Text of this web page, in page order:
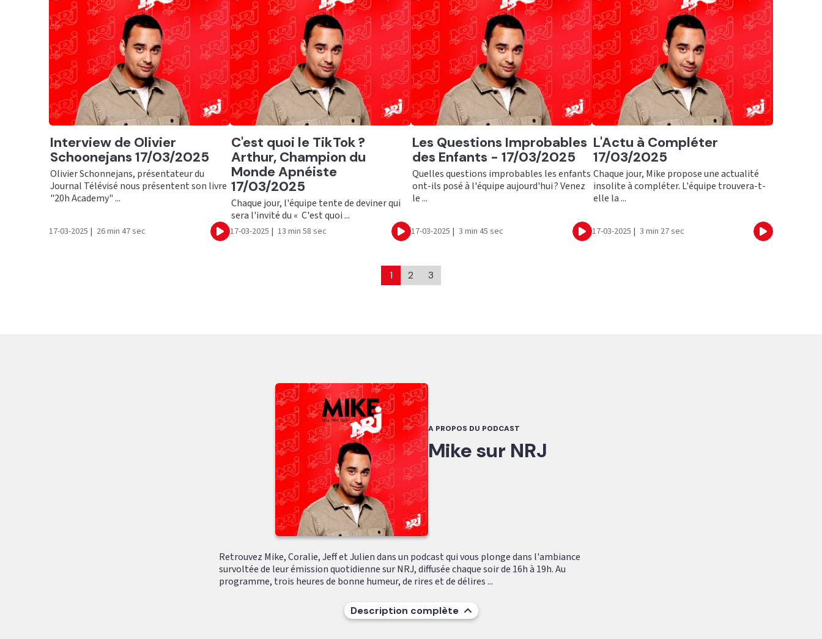
Ecouter
Interview de Olivier
Schoonejans 17/03/2025
Olivier Schonnejans, présentateur du
Journal Télévisé nous présentent son livre
"20h Academy" ...
17-03-2025 | 26 min 47 sec Ecouter
Ecouter
C'est quoi le TikTok ?
Arthur, Champion du
Monde Apnéiste
17/03/2025
Chaque jour, l'équipe tente de deviner qui
sera l'invité du « C'est quoi ...
17-03-2025 | 13 min 58 sec Ecouter
Ecouter
Les Questions Improbables
des Enfants - 17/03/2025
Quelles questions improbables les enfants
ont-ils posé à l'équipe aujourd'hui ? Venez
le ...
17-03-2025 | 3 min 45 sec Ecouter
Ecouter
L'Actu à Compléter
17/03/2025
Chaque jour, Mike propose une actualité
insolite à compléter. L'équipe trouvera-t-
elle la ...
17-03-2025 | 3 min 27 sec Ecouter
1 2 3
A PROPOS DU PODCAST
Mike sur NRJ
Retrouvez Mike, Coralie, Jeff et Julien dans un podcast qui vous plonge dans l'ambiance
survoltée de leur émission quotidienne sur NRJ, diffusée chaque soir de 16h à 19h. Au
programme, trois heures de bonne humeur, de rires et de délires ...
Description complète